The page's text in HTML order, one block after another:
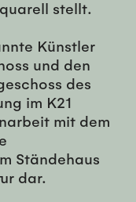
stellt.
Künstler
und den
des
im K21
mit dem
Ständehaus
dar.